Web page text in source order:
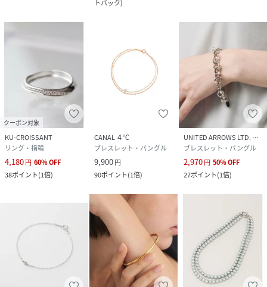
トバック)
クーポン対象
KU-CROISSANT
リング・指輪
4,180円 60%OFF
38ポイント(1倍)
CANAL ４℃
ブレスレット・バングル
9,900円
90ポイント(1倍)
UNITED ARROWS LTD. OUTLET
ブレスレット・バングル
2,970円 50%OFF
27ポイント(1倍)